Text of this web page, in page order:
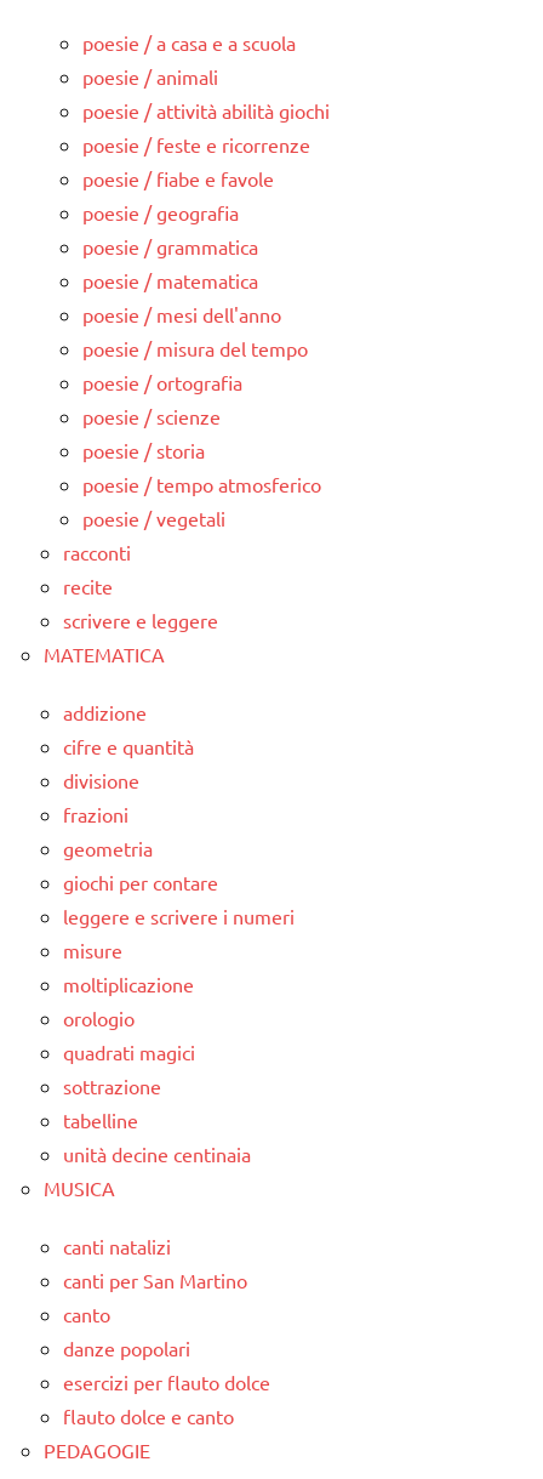
poesie / a casa e a scuola
poesie / animali
poesie / attività abilità giochi
poesie / feste e ricorrenze
poesie / fiabe e favole
poesie / geografia
poesie / grammatica
poesie / matematica
poesie / mesi dell'anno
poesie / misura del tempo
poesie / ortografia
poesie / scienze
poesie / storia
poesie / tempo atmosferico
poesie / vegetali
racconti
recite
scrivere e leggere
MATEMATICA
addizione
cifre e quantità
divisione
frazioni
geometria
giochi per contare
leggere e scrivere i numeri
misure
moltiplicazione
orologio
quadrati magici
sottrazione
tabelline
unità decine centinaia
MUSICA
canti natalizi
canti per San Martino
canto
danze popolari
esercizi per flauto dolce
flauto dolce e canto
PEDAGOGIE